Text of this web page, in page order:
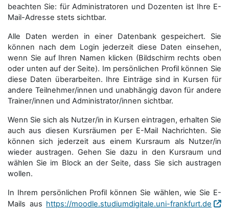
beachten Sie: für Administratoren und Dozenten ist Ihre E-
Mail-Adresse stets sichtbar.
Alle Daten werden in einer Datenbank gespeichert. Sie
können nach dem Login jederzeit diese Daten einsehen,
wenn Sie auf Ihren Namen klicken (Bildschirm rechts oben
oder unten auf der Seite). Im persönlichen Profil können Sie
diese Daten überarbeiten. Ihre Einträge sind in Kursen für
andere Teilnehmer/innen und unabhängig davon für andere
Trainer/innen und Administrator/innen sichtbar.
Wenn Sie sich als Nutzer/in in Kursen eintragen, erhalten Sie
auch aus diesen Kursräumen per E-Mail Nachrichten. Sie
können sich jederzeit aus einem Kursraum als Nutzer/in
wieder austragen. Gehen Sie dazu in den Kursraum und
wählen Sie im Block an der Seite, dass Sie sich austragen
wollen.
In Ihrem persönlichen Profil können Sie wählen, wie Sie E-
Mails aus https://moodle.studiumdigitale.uni-frankfurt.de